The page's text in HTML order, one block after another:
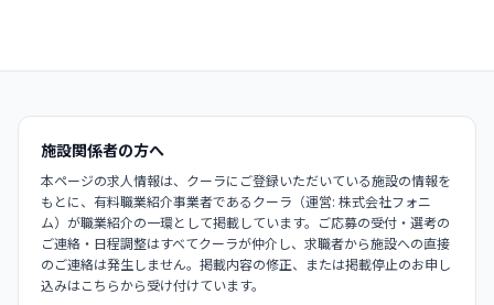
施設関係者の方へ
本ページの求人情報は、クーラにご登録いただいている施設の情報を
もとに、有料職業紹介事業者であるクーラ（運営: 株式会社フォニ
ム）が職業紹介の一環として掲載しています。ご応募の受付・選考の
ご連絡・日程調整はすべてクーラが仲介し、求職者から施設への直接
のご連絡は発生しません。掲載内容の修正、または掲載停止のお申し
込みはこちらから受け付けています。